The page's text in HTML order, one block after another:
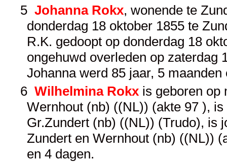
5 Johanna Rokx, wonende te
donderdag 18 oktober 1855 te
R.K. gedoopt op donderdag 18
ongehuwd overleden op zaterdag
Johanna werd 85 jaar, 5 maanden
6 Wilhelmina Rokx is geboren op
Wernhout (nb) ((NL)) (akte 97 ),
Gr.Zundert (nb) ((NL)) (Trudo), is
Zundert en Wernhout (nb) ((NL))
en 4 dagen.